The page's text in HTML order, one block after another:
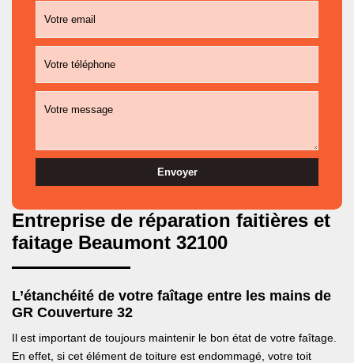
Entreprise de réparation faitières et
faitage Beaumont 32100
L’étanchéité de votre faîtage entre les mains de
GR Couverture 32
Il est important de toujours maintenir le bon état de votre faîtage.
En effet, si cet élément de toiture est endommagé, votre toit